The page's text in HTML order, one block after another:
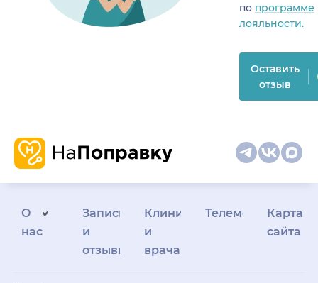
по программе
лояльности.
Оставить
отзыв
О
нас
Запись
и
отзывы
Клиникам
и
врачам
Телемедицина
Карта
сайта